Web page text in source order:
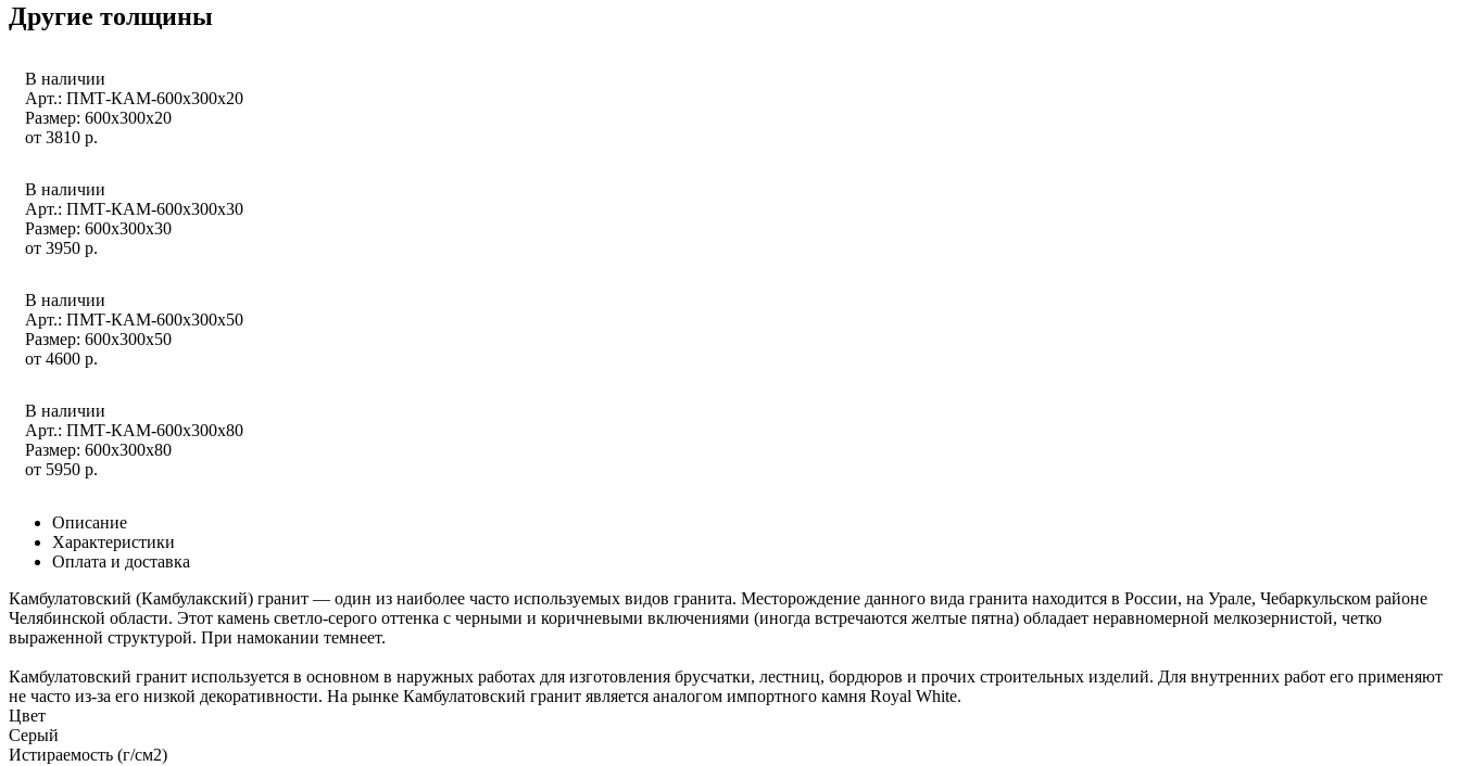
Другие толщины
В наличии
Арт.: ПМТ-КАМ-600х300х20
Размер: 600x300x20
от 3810 р.
В наличии
Арт.: ПМТ-КАМ-600х300х30
Размер: 600x300x30
от 3950 р.
В наличии
Арт.: ПМТ-КАМ-600х300х50
Размер: 600x300x50
от 4600 р.
В наличии
Арт.: ПМТ-КАМ-600х300х80
Размер: 600x300x80
от 5950 р.
Описание
Характеристики
Оплата и доставка
Камбулатовский (Камбулакский) гранит — один из наиболее часто используемых видов гранита. Месторождение данного вида гранита находится в России, на Урале, Чебаркульском районе
Челябинской области. Этот камень светло-серого оттенка с черными и коричневыми включениями (иногда встречаются желтые пятна) обладает неравномерной мелкозернистой, четко
выраженной структурой. При намокании темнеет.
Камбулатовский гранит используется в основном в наружных работах для изготовления брусчатки, лестниц, бордюров и прочих строительных изделий. Для внутренних работ его применяют
не часто из-за его низкой декоративности. На рынке Камбулатовский гранит является аналогом импортного камня Royal White.
Цвет
Серый
Истираемость (г/см2)